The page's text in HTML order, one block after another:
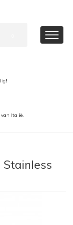
van Italië.
Stainless